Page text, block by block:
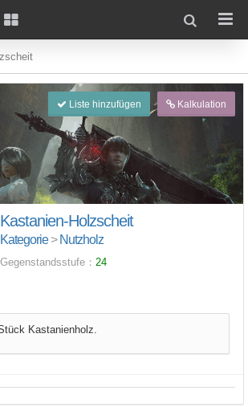
Liste hinzufügen Kalkulation
Kastanien-Holzscheit
Kategorie> Nutzholz
Gegenstandsstufe： 24
Kastanienholz.